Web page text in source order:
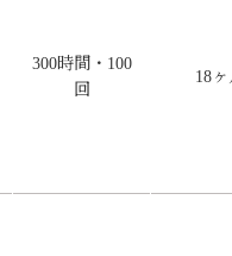
300時間・100
回
18